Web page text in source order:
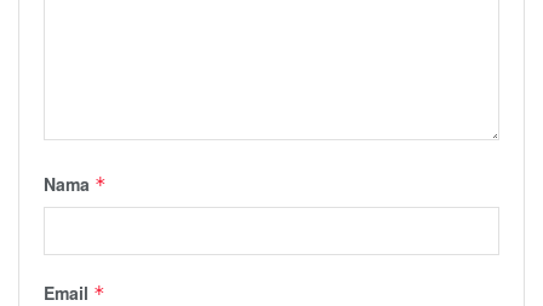
Nama *
Email *